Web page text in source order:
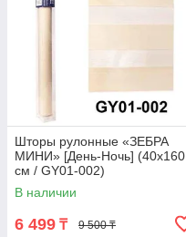
Шторы рулонные «ЗЕБРА
МИНИ» [День-Ночь] (40х160
см / GY01-002)
В наличии
6 499 ₸ 9 500 ₸